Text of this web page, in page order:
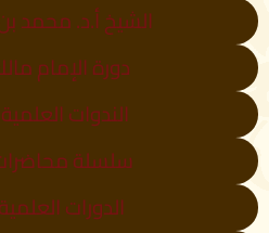
الشيخ أ.د. محمد
دورة الإمام
الندوات
سلسلة
الدورات